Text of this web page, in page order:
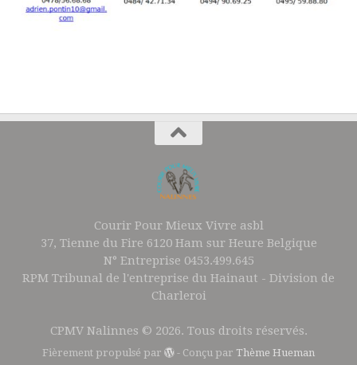
Courir Pour Mieux Vivre asbl
37, Tienne du Fire 6120 Ham sur Heure Belgique
N° Entreprise 0453.499.645
RPM Tribunal de l'entreprise du Hainaut - Division de
Charleroi
CPMV Nalinnes © 2026. Tous droits réservés.
Fièrement propulsé par - Conçu par Thème Hueman